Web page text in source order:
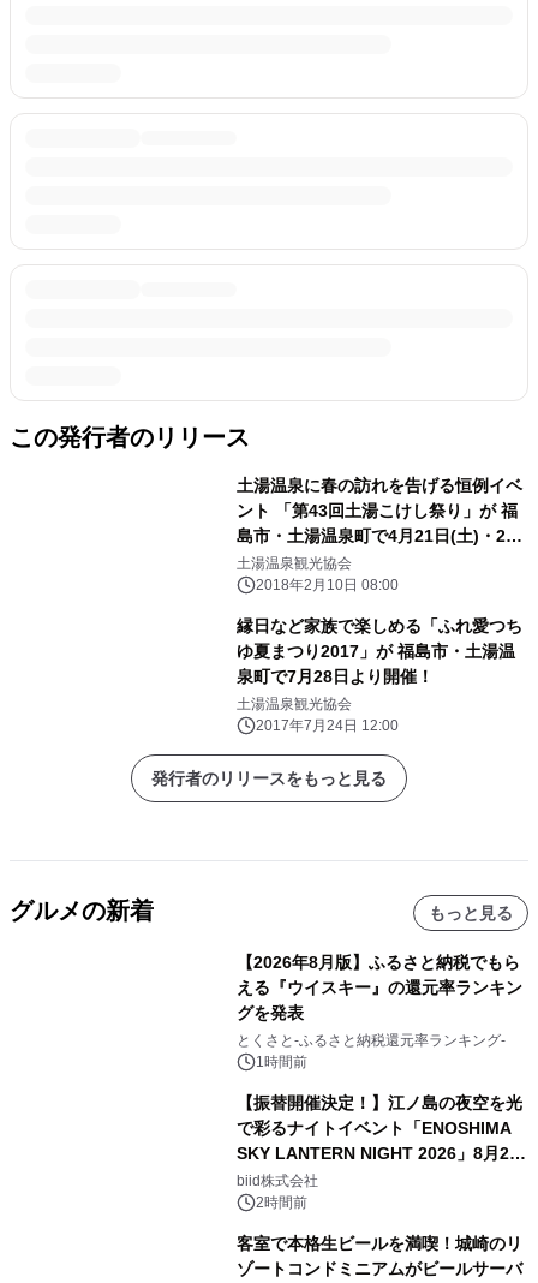
この発行者のリリース
土湯温泉に春の訪れを告げる恒例イベ
ント 「第43回土湯こけし祭り」が 福
島市・土湯温泉町で4月21日(土)・22
日(日)の両日開催！
土湯温泉観光協会
2018年2月10日 08:00
縁日など家族で楽しめる「ふれ愛つち
ゆ夏まつり2017」が 福島市・土湯温
泉町で7月28日より開催！
土湯温泉観光協会
2017年7月24日 12:00
発行者のリリースをもっと見る
グルメの新着 もっと見る
【2026年8月版】ふるさと納税でもら
える『ウイスキー』の還元率ランキン
グを発表
とくさと-ふるさと納税還元率ランキング-
1時間前
【振替開催決定！】江ノ島の夜空を光
で彩るナイトイベント「ENOSHIMA
SKY LANTERN NIGHT 2026」8月22
日(土)振替開催＆受付スタート！
biid株式会社
2時間前
客室で本格生ビールを満喫！城崎のリ
ゾートコンドミニアムがビールサーバ